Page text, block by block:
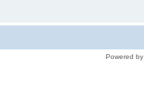
Powered by